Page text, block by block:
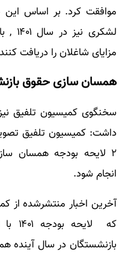
موافقت کرد. بر اساس این
مزایای شاغلان را دریافت
همسان سازی حقوق
سخنگوی کمیسیون تلفیق
داشت: کمیسیون تلفیق
۲ لایحه بودجه همسان
انجام شود.
آخرین اخبار منتشرشده از
که
بازنشستگان در سال آینده